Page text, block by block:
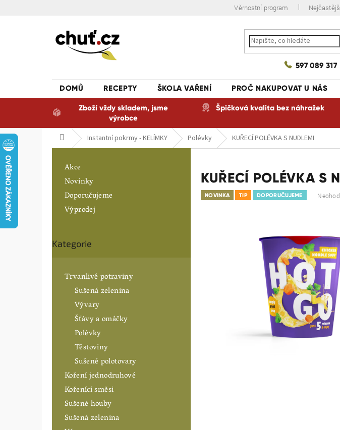
Věrnostní program
597 089 317
DOMŮ RECEPTY ŠKOLA VAŘENÍ PROČ NAKUPOVAT U NÁS
Zboží vždy skladem, jsme
výrobce
Špičková kvalita bez náhražek
Domů Instantní pokrmy - KELÍMKY Polévky KUŘECÍ POLÉVKA S NUDLEMI
kategorie
Kategorie
Akce
Novinky
Doporučujeme
Výprodej
Trvanlivé potraviny
Sušená zelenina
Vývary
Šťávy a omáčky
Polévky
Těstoviny
Sušené polotovary
Koření jednodruhové
Kořenící směsi
Sušené houby
Sušená zelenina
KUŘECÍ POLÉVKA S
NOVINKA TIP DOPORUČUJEME
z
5